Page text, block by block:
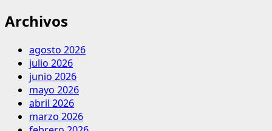
Archivos
agosto 2026
julio 2026
junio 2026
mayo 2026
abril 2026
marzo 2026